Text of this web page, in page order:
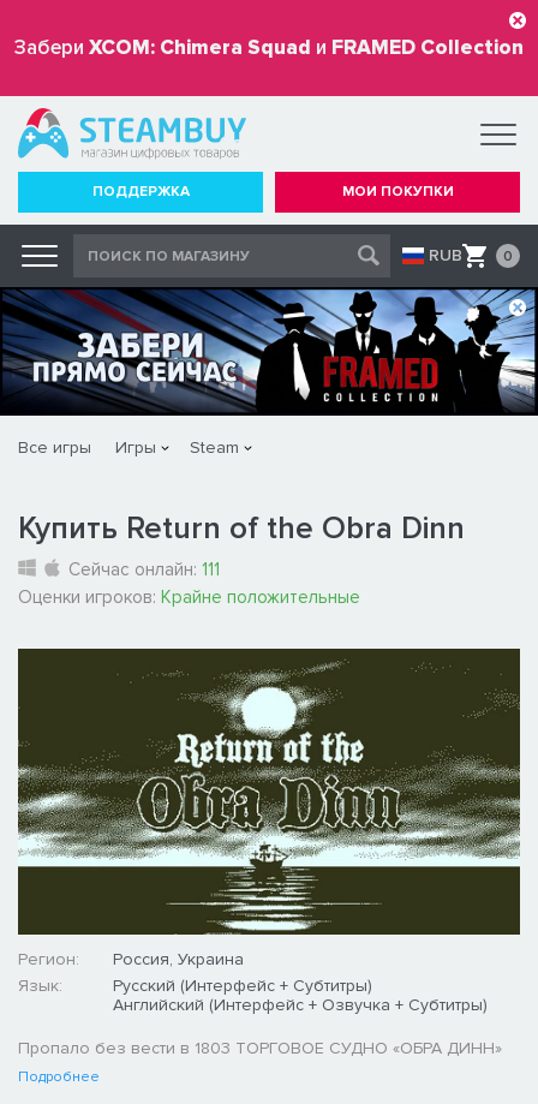
Забери XCOM: Chimera Squad и FRAMED Collection
бесплатно
ПОДДЕРЖКА МОИ ПОКУПКИ
RUB 0
Все игры Игры Steam
Купить Return of the Obra Dinn
Сейчас онлайн: 111
Оценки игроков: Крайне положительные
Регион:
Россия, Украина
Язык:
Русский (Интерфейс + Субтитры)
Английский (Интерфейс + Озвучка + Субтитры)
Пропало без вести в 1803 ТОРГОВОЕ СУДНО «ОБРА ДИНН»
Подробнее